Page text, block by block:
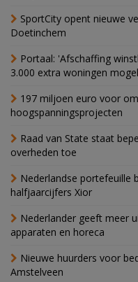
SportCity opent nieuwe
Doetinchem
Portaal: 'Afschaffing
3.000 extra woningen
197 miljoen euro voor
hoogspanningsprojecten
Raad van State staat
overheden toe
Nederlandse portefeuille
halfjaarcijfers Xior
Nederlander geeft meer
apparaten en horeca
Nieuwe huurders voor
Amstelveen